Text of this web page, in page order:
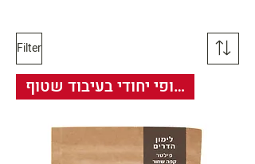
Filter
חדש** אתיופי יחודי בעיבוד שטוף